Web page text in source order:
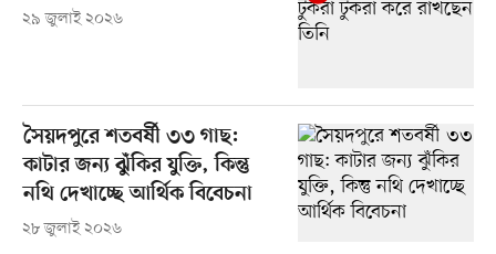
২৯ জুলাই ২০২৬
সৈয়দপুরে শতবর্ষী ৩৩ গাছ:
কাটার জন্য ঝুঁকির যুক্তি, কিন্তু
নথি দেখাচ্ছে আর্থিক বিবেচনা
২৮ জুলাই ২০২৬